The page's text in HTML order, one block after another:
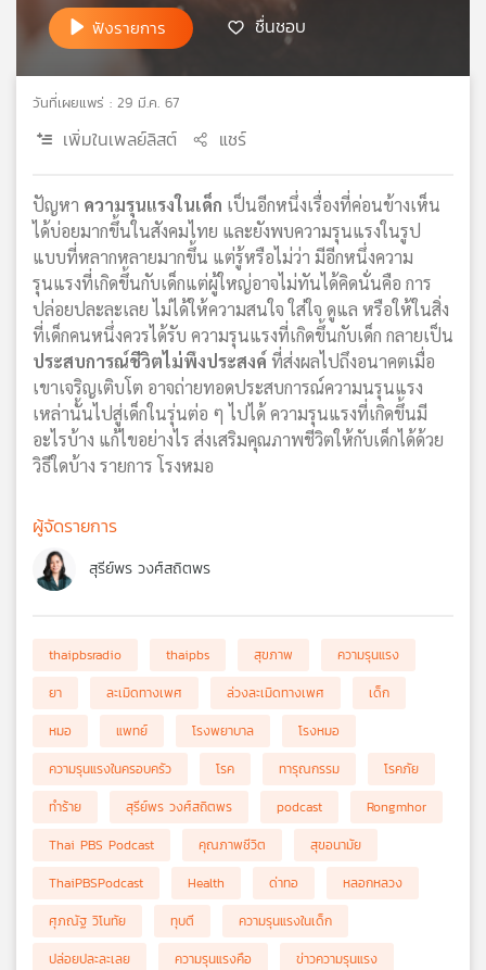
แผนที่
วิทยุ
เครือ
ฟังรายการ ชื่นชอบ
วันที่เผยแพร่ : 29 มี.ค. 67
เพิ่มในเพลย์ลิสต์ แชร์
ปัญหา ความรุนแรงในเด็ก เป็นอีกหนึ่งเรื่องที่ค่อนข้างเห็น
ได้บ่อยมากขึ้นในสังคมไทย และยังพบความรุนแรงในรูป
แบบที่หลากหลายมากขึ้น แต่รู้หรือไม่ว่า มีอีกหนึ่งความ
รุนแรงที่เกิดขึ้นกับเด็กแต่ผู้ใหญ่อาจไม่ทันได้คิดนั่นคือ การ
ปล่อยปละละเลย ไม่ได้ให้ความสนใจ ใส่ใจ ดูแล หรือให้ในสิ่ง
ที่เด็กคนหนึ่งควรได้รับ ความรุนแรงที่เกิดขึ้นกับเด็ก กลายเป็น
ประสบการณ์ชีวิตไม่พึงประสงค์ ที่ส่งผลไปถึงอนาคตเมื่อ
เขาเจริญเติบโต อาจถ่ายทอดประสบการณ์ความนรุนแรง
เหล่านั้นไปสู่เด็กในรุ่นต่อ ๆ ไปได้ ความรุนแรงที่เกิดขึ้นมี
อะไรบ้าง แก้ไขอย่างไร ส่งเสริมคุณภาพชีวิตให้กับเด็กได้ด้วย
วิธีใดบ้าง รายการ โรงหมอ
ผู้จัดรายการ
สุรีย์พร วงศ์สถิตพร
thaipbsradio thaipbs สุขภาพ
ความรุนแรง
ยา
ละเมิดทางเพศ ล่วงละเมิดทางเพศ
เด็ก
หมอ
แพทย์ โรงพยาบาล
โรงหมอ
ความรุนแรงในครอบครัว
โรค ทารุณกรรม
โรคภัย
ทำร้าย
สุรีย์พร วงศ์สถิตพร podcast
Rongmhor
Thai PBS Podcast
คุณภาพชีวิต
สุขอนามัย
ThaiPBSPodcast
Health ด่าทอ
หลอกหลวง
ศุภณัฐ วิโนทัย
ทุบตี
ความรุนแรงในเด็ก
ปล่อยปละละเลย
ความรุนแรงคือ ข่าวความรุนแรง